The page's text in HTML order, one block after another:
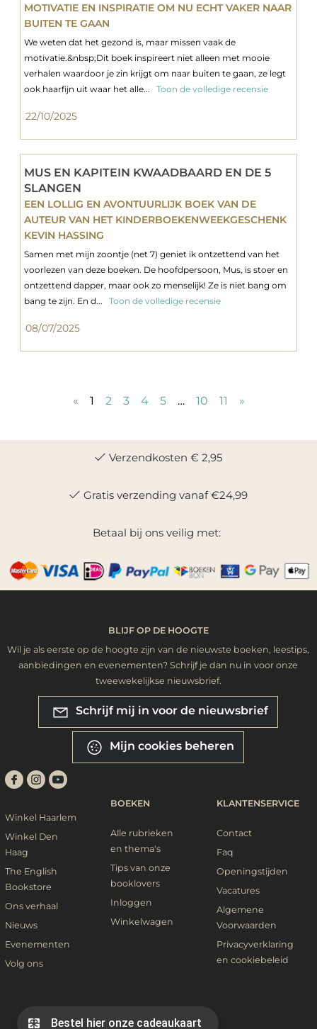
MOTIVATIE EN INSPIRATIE OM NU ECHT VAKER NAAR
BUITEN TE GAAN
We weten dat het gezond is, maar missen vaak de
motivatie.&nbsp;Dit boek inspireert niet alleen met mooie
verhalen waardoor je zin krijgt om naar buiten te gaan, ze legt
ook haarfijn uit waar het alle...
Toon de volledige recensie
22/10/2025
MUS EN KAPITEIN KWAADBAARD EN DE 5
SLANGEN
EEN LOLLIG EN AVONTUURLIJK BOEK VAN DE
AUTEUR VAN HET KINDERBOEKENWEEKGESCHENK
KEVIN HASSING
Samen met mijn zoontje (net 7) geniet ik ontzettend van het
voorlezen van deze boeken. De hoofdpersoon, Mus, is stoer en
ontzettend dapper, maar ook zo menselijk! Ze is niet bang om
bang te zijn. En d...
Toon de volledige recensie
08/07/2025
« 1 2 3 4 5 … 10 11 »
Verzendkosten € 2,95
Gratis verzending vanaf €24,99
Betaal bij ons veilig met:
BLIJF OP DE HOOGTE
Wil je als eerste op de hoogte zijn van de nieuwste boeken, leestips,
aanbiedingen en evenementen? Schrijf je dan nu in voor onze
tweewekelijkse nieuwsbrief.
Schrijf mij in voor de nieuwsbrief
Mijn cookies beheren
Winkel Haarlem
Winkel Den
Haag
The English
Bookstore
Ons verhaal
Nieuws
Evenementen
Volg ons
BOEKEN
Alle rubrieken
en thema's
Tips van onze
booklovers
Inloggen
Winkelwagen
KLANTENSERVICE
Contact
Faq
Openingstijden
Vacatures
Algemene
Voorwaarden
Privacyverklaring
en cookiebeleid